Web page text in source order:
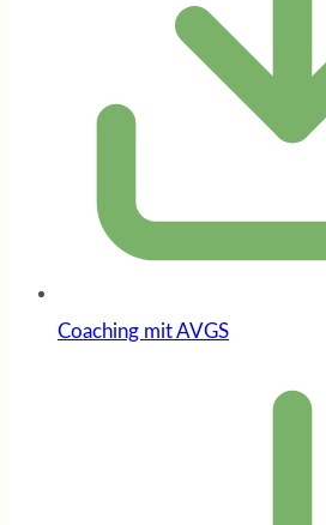
Coaching mit AVGS